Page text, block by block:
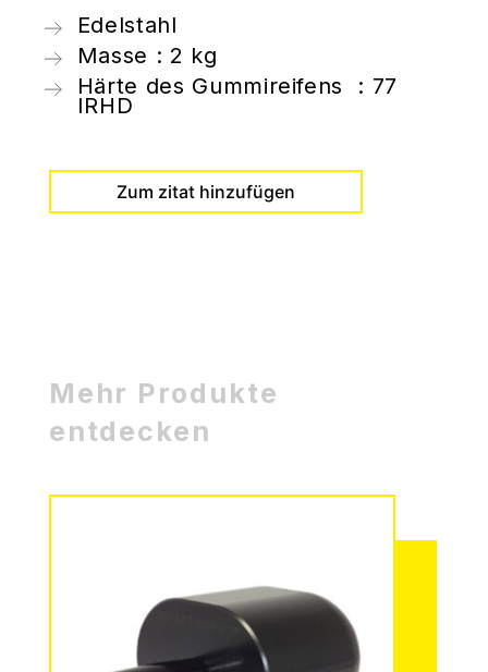
Edelstahl
Masse : 2 kg
Härte des Gummireifens : 77
IRHD
Zum zitat hinzufügen
Mehr Produkte
entdecken